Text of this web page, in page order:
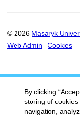
© 2026 Masaryk
Web Admin
Cookies
By clicking
storing of
navigation,